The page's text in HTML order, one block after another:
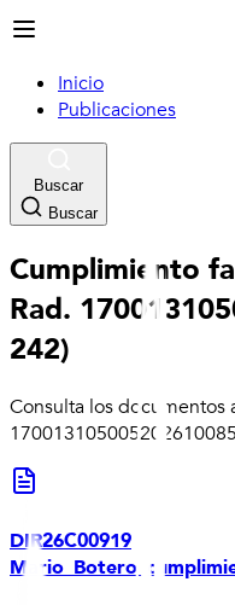
Inicio
Publicaciones
Buscar
Buscar
Cumplimiento
Rad.
242)
Consulta los documentos
DIR26C00919